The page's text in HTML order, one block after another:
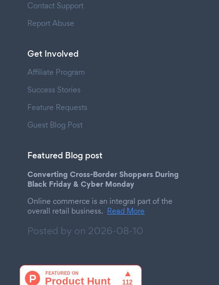
Contact Support
Report Abuse
Get Involved
Affiliate Program
Success Stories
Feature Requests
Guest Blog Post
Featured Blog post
Converting Cross-Border Shoppers During
Black Friday & Cyber Monday
Online commerce is an integral part of the
overall retail business. Read More
Posted by on 2026-08-10